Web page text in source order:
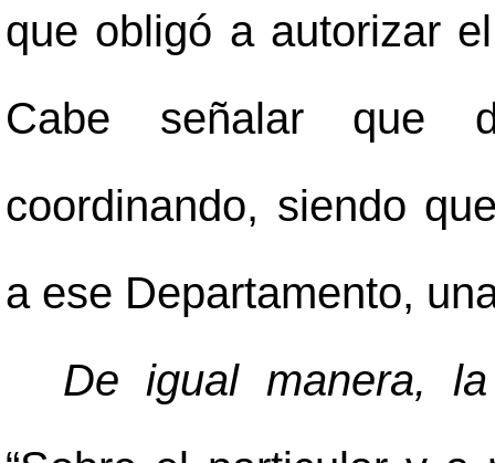
que obligó a autorizar
Cabe señalar que
coordinando, siendo
a ese Departamento,
De igual manera,